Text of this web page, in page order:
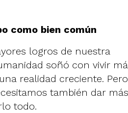
como bien común
logros de nuestra
soñó con vivir
realidad creciente.
también dar
todo.